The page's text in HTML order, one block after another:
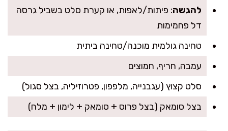
להגשה: פיתות/לאפות, או קערת סלט בשביל גרסה
דל פחמימות
טחינה גולמית מוכנה/טחינה ביתית
עמבה, חריף, חמוצים
סלט קצוץ (עגבנייה, מלפפון, פטרוזיליה, בצל סגול)
בצל סומאק (בצל פרוס + סומאק + לימון + מלח)